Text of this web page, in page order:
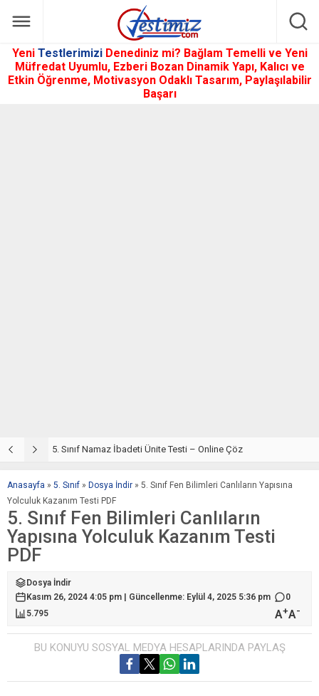
Yeni Testlerimizi Denediniz mi? Bağlam Temelli ve Yeni
Müfredat Uyumlu, Ezberi Bozan Dinamik Yapı, Kalıcı ve
Etkin Öğrenme, Motivasyon Odaklı Tasarım, Paylaşılabilir
Başarı
5. Sınıf Namaz İbadeti Ünite Testi – Online Çöz
Anasayfa » 5. Sınıf » Dosya İndir » 5. Sınıf Fen Bilimleri Canlıların Yapısına
Yolculuk Kazanım Testi PDF
5. Sınıf Fen Bilimleri Canlıların
Yapısına Yolculuk Kazanım Testi
PDF
Dosya İndir
Kasım 26, 2024 4:05 pm | Güncellenme: Eylül 4, 2025 5:36 pm
0
5.795
A+A-
BU KONUYU SOSYAL MEDYA HESAPLARINDA PAYLAŞ